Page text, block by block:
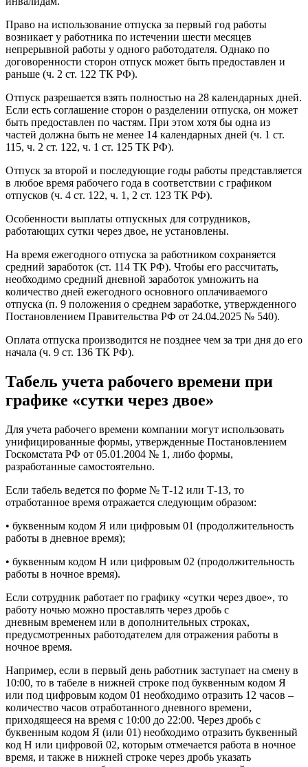
Право на использование отпуска за первый год работы
возникает у работника по истечении шести месяцев
непрерывной работы у одного работодателя. Однако по
договоренности сторон отпуск может быть предоставлен и
раньше (ч. 2 ст. 122 ТК РФ).
Отпуск разрешается взять полностью на 28 календарных дней.
Если есть соглашение сторон о разделении отпуска, он может
быть предоставлен по частям. При этом хотя бы одна из
частей должна быть не менее 14 календарных дней (ч. 1 ст.
115, ч. 2 ст. 122, ч. 1 ст. 125 ТК РФ).
Отпуск за второй и последующие годы работы представляется
в любое время рабочего года в соответствии с графиком
отпусков (ч. 4 ст. 122, ч. 1, 2 ст. 123 ТК РФ).
Особенности выплаты отпускных для сотрудников,
работающих сутки через двое, не установлены.
На время ежегодного отпуска за работником сохраняется
средний заработок (ст. 114 ТК РФ). Чтобы его рассчитать,
необходимо средний дневной заработок умножить на
количество дней ежегодного основного оплачиваемого
отпуска (п. 9 положения о среднем заработке, утвержденного
Постановлением Правительства РФ от 24.04.2025 № 540).
Оплата отпуска производится не позднее чем за три дня до его
начала (ч. 9 ст. 136 ТК РФ).
Табель учета рабочего времени при
графике «сутки через двое»
Для учета рабочего времени компании могут использовать
унифицированные формы, утвержденные Постановлением
Госкомстата РФ от 05.01.2004 № 1, либо формы,
разработанные самостоятельно.
Если табель ведется по форме № Т-12 или Т-13, то
отработанное время отражается следующим образом:
• буквенным кодом Я или цифровым 01 (продолжительность
работы в дневное время);
• буквенным кодом Н или цифровым 02 (продолжительность
работы в ночное время).
Если сотрудник работает по графику «сутки через двое», то
работу ночью можно проставлять через дробь с
дневным временем или в дополнительных строках,
предусмотренных работодателем для отражения работы в
ночное время.
Например, если в первый день работник заступает на смену в
10:00, то в табеле в нижней строке под буквенным кодом Я
или под цифровым кодом 01 необходимо отразить 12 часов –
количество часов отработанного дневного времени,
приходящееся на время с 10:00 до 22:00. Через дробь с
буквенным кодом Я (или 01) необходимо отразить буквенный
код Н или цифровой 02, которым отмечается работа в ночное
время, и также в нижней строке через дробь указать